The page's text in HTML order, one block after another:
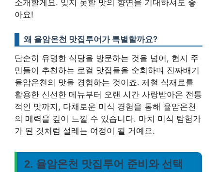
소개할게요. 잊지 못할 맛의 향연을 기대하셔도 좋
아요!
왜 율암온천 맛집투어가 특별할까요?
단순히 유명한 식당을 방문하는 것을 넘어, 현지 주
민들이 추천하는 로컬 맛집들을 순회하며 진짜배기
율암온천의 맛을 경험하는 것이죠. 제철 식재료를
활용한 신선한 메뉴부터 오랜 시간 사랑받아온 전통
적인 맛까지, 다채로운 미식 경험을 통해 율암온천
의 매력을 깊이 느낄 수 있습니다. 마치 미식 탐험가
가 된 것처럼 설레는 여정이 될 거예요.
2. 율암온천 맛집투어 준비와 선택